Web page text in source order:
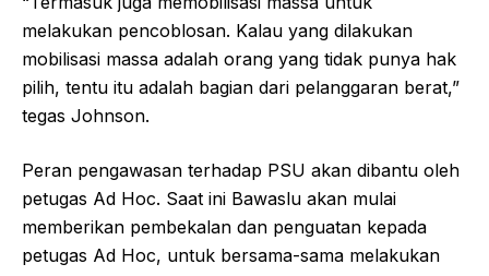
melakukan pencoblosan. Kalau yang dilakukan
mobilisasi massa adalah orang yang tidak punya hak
pilih, tentu itu adalah bagian dari pelanggaran berat,”
tegas Johnson.
Peran pengawasan terhadap PSU akan dibantu oleh
petugas Ad Hoc. Saat ini Bawaslu akan mulai
memberikan pembekalan dan penguatan kepada
petugas Ad Hoc, untuk bersama-sama melakukan